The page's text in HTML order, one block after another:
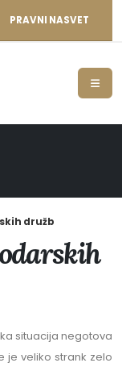
PRAVNI NASVET
družb
situacija negotova
je veliko strank zelo